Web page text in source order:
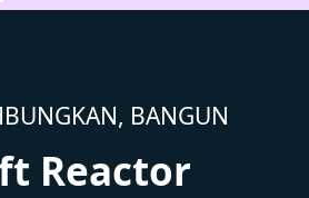
BANGUN
Reactor